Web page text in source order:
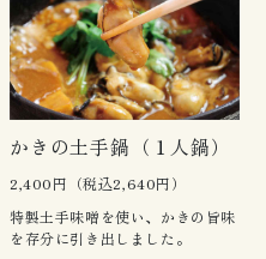
かきの土手鍋（１人鍋）
2,400円（税込2,640円）
特製土手味噌を使い、かきの旨味
を存分に引き出しました。